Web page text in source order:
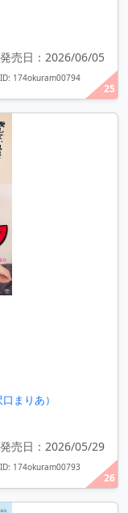
25
発売日：2026/06/05
ID: 174okuram00794
26
まりあ）
発売日：2026/05/29
ID: 174okuram00793